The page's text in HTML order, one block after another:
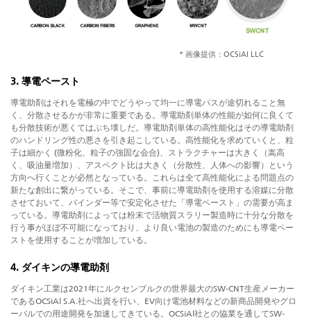
* 画像提供：OCSiAl LLC
3. 導電ペースト
導電助剤はそれを電極の中でどうやって均一に導電パスが途切れること無
く、分散させるかが非常に重要である。導電助剤単体の性能が如何に良くて
も分散技術が悪くてはぶち壊しだ。導電助剤単体の高性能化はその導電助剤
のハンドリング性の悪さを引き起こしている。高性能化を求めていくと、粒
子は細かく (微粉化、粒子の強固な会合)、ストラクチャーは大きく（嵩高
く、吸油量増加）、アスペクト比は大きく（分散性、人体への影響）という
方向へ行くことが必然となっている。これらは全て高性能化による問題点の
新たな創出に繋がっている。そこで、事前に導電助剤を使用する溶媒に分散
させておいて、バインダー等で安定化させた「導電ペースト」の需要が高ま
っている。導電助剤によっては粉末で活物質スラリー製造時に十分な分散を
行う事がほぼ不可能になっており、より良い電池の製造のためにも導電ペー
ストを使用することが増加している。
4. ダイキンの導電助剤
ダイキン工業は2021年にルクセンブルクの世界最大のSW-CNT生産メーカー
であるOCSiAl S.A.社へ出資を行い、EV向け電池材料などの新商品開発やグロ
ーバルでの用途開発を加速してきている。OCSiAl社との協業を通してSW-